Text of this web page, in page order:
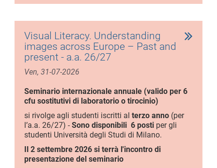
Visual Literacy. Understanding
images across Europe – Past and
present - a.a. 26/27
Ven, 31-07-2026
Seminario internazionale annuale (valido per 6
cfu sostitutivi di laboratorio o tirocinio)
si rivolge agli studenti iscritti al terzo anno (per
l’a.a. 26/27) - Sono disponibili 6 posti per gli
studenti Università degli Studi di Milano.
Il 2 settembre 2026 si terrà l'incontro di
presentazione del seminario